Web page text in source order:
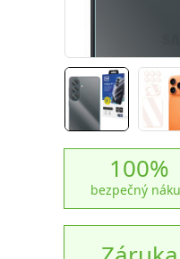
100%
bezpečný